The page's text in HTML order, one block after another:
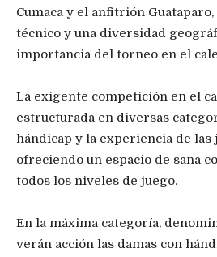
Cumaca y el anfitrión
técnico y una diversidad
importancia del torneo en el
La exigente competición en el
estructurada en diversas
hándicap y la experiencia de las
ofreciendo un espacio de sana
todos los niveles de juego.
En la máxima categoría,
verán acción las damas con